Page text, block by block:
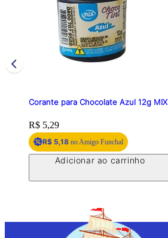
Corante para Chocolate Azul 12g MIX
Price:
R$ 5,29
R$ 5,18 no Amigo Funchal
Adicionar ao carrinho